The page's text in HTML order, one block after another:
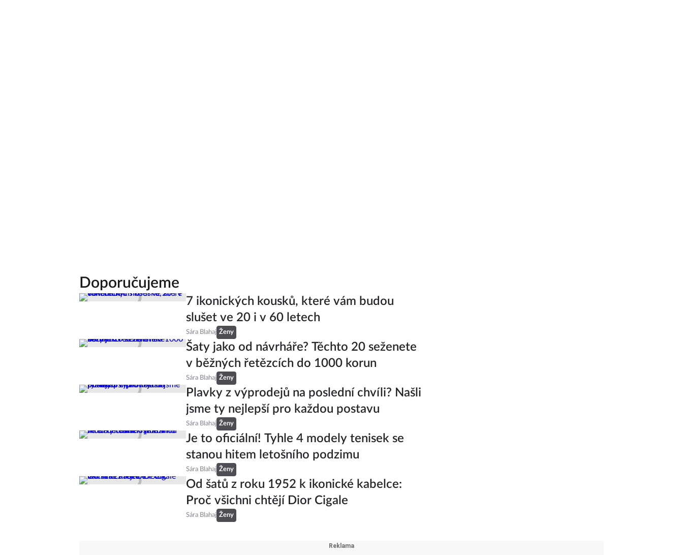
Doporučujeme
7 ikonických kousků, které vám budou
slušet ve 20 i v 60 letech
Sára Blahaj Ženy
Šaty jako od návrháře? Těchto 20 seženete
v běžných řetězcích do 1000 korun
Sára Blahaj Ženy
Plavky z výprodejů na poslední chvíli? Našli
jsme ty nejlepší pro každou postavu
Sára Blahaj Ženy
Je to oficiální! Tyhle 4 modely tenisek se
stanou hitem letošního podzimu
Sára Blahaj Ženy
Od šatů z roku 1952 k ikonické kabelce:
Proč všichni chtějí Dior Cigale
Sára Blahaj Ženy